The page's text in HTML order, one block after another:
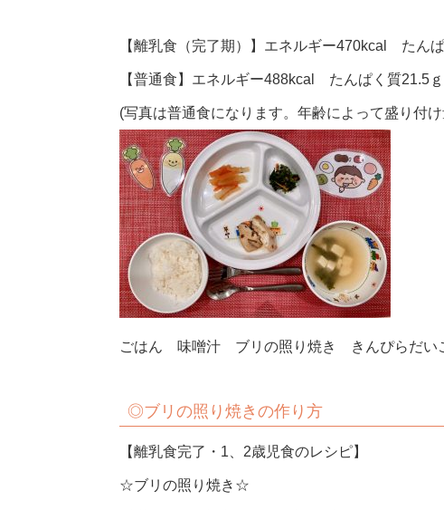
【離乳食（完了期）】エネルギー470kcal たん
【普通食】エネルギー488kcal たんぱく質21.5
(写真は普通食になります。年齢によって盛り付
ごはん 味噌汁 ブリの照り焼き きんぴらだい
◎ブリの照り焼きの作り方
【離乳食完了・1、2歳児食のレシピ】
☆ブリの照り焼き☆